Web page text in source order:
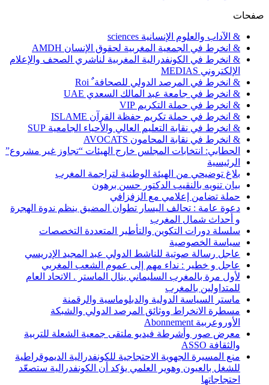
صفحات
& الآداب والعلوم الإنسانية sciences
& انخرط في الجمعية المغربية لحقوق الإنسان AMDH
& انخرط في الكونفدرالية المغربية لناشري الصحف والإعلام
الإلكتروني MEDIAS
& انخرط في المرصد الدولي للصحافة ٌ Roi
& انخرط في جامعة عبد المالك السعدي UAE
& انخرط في حملة التكريم VIP
& انخرط في حملة تكريم حفظة القرآن ISLAME
& انخرط في نقابة التعليم العالي والأحياء الجامعية SUP
& انخرط في نقابة المحامون AVOCATS
الحطابي: انتخابات المجلس خارج الهيئات “تجاوز غير مشروع”
الرئيسية
بلاغ توضيحي من الهيئة الوطنية لتراجمة المغرب
بيان تنويه بالنقيب الدكتور حسن برهون
حملة تضامن إعلامي مع الزفزافي
دعوة عامة : تحالف اليسار تطوان المضيق ينظم ندوة الهجرة
و أحداث شمال المغرب
سلسلة دورات التكوين والتأطير المتعددة التخصصات
سياسة الخصوصية
عاجل رسالة صوتية للناشط الدولي عبد المجيد الإدريسي
عاجل و خطير : نداء مهم إلى عموم الشعب المغربي
لأول مرة بالمغرب السليماني ينال الماستر . الاتحاد العام
للمتداولين بالمغرب
ماستر السياسة الدولية والدبلوماسية والرقمنة
مسطرة الانخراط ووثائق المرصد الدولي والشبكة
الأوروعربية Abonnement
معرض صور وأشرطة فيديو ملتقى جمعية الشعلة للتربية
والثقافة ASSO
منع المسيرة الجهوية الاحتجاجية للكونفدرالية الديموقراطية
للشغل بالعيون وهوير العلمي يؤكد أن الكونفدرالية ستصعّد
احتجاجاتها